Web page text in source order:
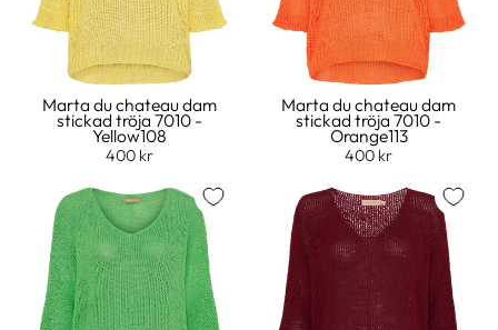
Marta du chateau dam
stickad tröja 7010 -
Yellow108
400 kr
Marta du chateau dam
stickad tröja 7010 -
Orange113
400 kr